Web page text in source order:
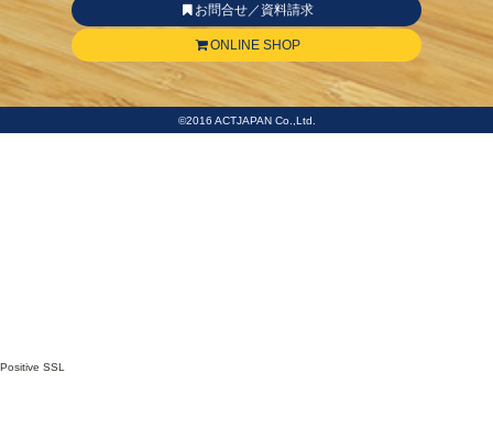
お問合せ／資料請求
ONLINE SHOP
©2016 ACTJAPAN Co.,Ltd.
Positive SSL